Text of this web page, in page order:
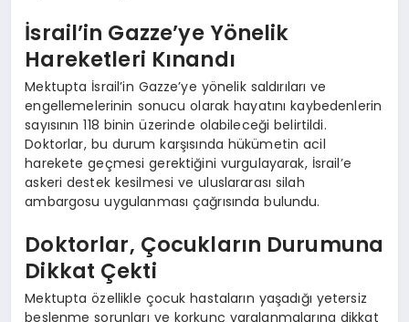
İsrail’in Gazze’ye Yönelik
Hareketleri Kınandı
Mektupta İsrail’in Gazze’ye yönelik saldırıları ve
engellemelerinin sonucu olarak hayatını kaybedenlerin
sayısının 118 binin üzerinde olabileceği belirtildi.
Doktorlar, bu durum karşısında hükümetin acil
harekete geçmesi gerektiğini vurgulayarak, İsrail’e
askeri destek kesilmesi ve uluslararası silah
ambargosu uygulanması çağrısında bulundu.
Doktorlar, Çocukların Durumuna
Dikkat Çekti
Mektupta özellikle çocuk hastaların yaşadığı yetersiz
beslenme sorunları ve korkunç yaralanmalarına dikkat